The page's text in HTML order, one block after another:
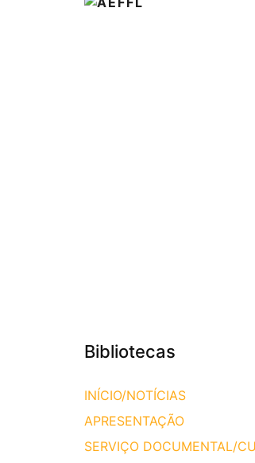
Bibliotecas
INÍCIO/NOTÍCIAS
APRESENTAÇÃO
SERVIÇO DOCUMENTAL/